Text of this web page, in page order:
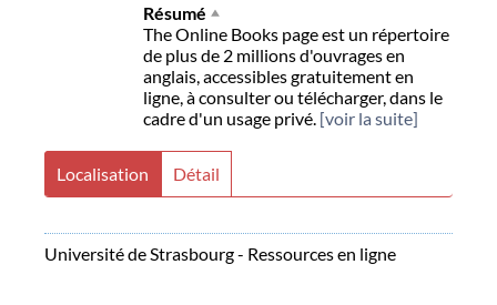
Résumé
The Online Books page est un répertoire
de plus de 2 millions d'ouvrages en
anglais, accessibles gratuitement en
ligne, à consulter ou télécharger, dans le
cadre d'un usage privé. [voir la suite]
Localisation Détail
Université de Strasbourg - Ressources en ligne